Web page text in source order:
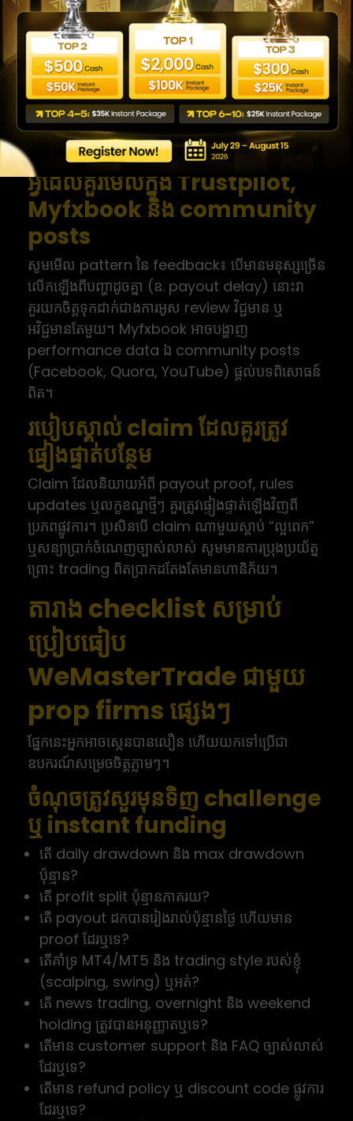
មិនឲ្យសារផ្សព្វផ្សាយបំប៉ោងការ
សម្រេចចិត្ត
Review អាចមានប្រយោជន៍ ប៉ុន្តែក៏អាចលម្អៀងបានដែរ។
ការដឹងពីរបៀបអាន review ឲ្យបានត្រឹមត្រូវ ជួយការពារ
អ្នកពីការសម្រេចចិត្តដោយផ្អែកលើ hype។
អ្វីដែលគួរមើលក្នុង Trustpilot,
Myfxbook និង community
posts
សូមមើល pattern នៃ feedback៖ បើមានមនុស្សច្រើន
លើកឡើងពីបញ្ហាដូចគ្នា (ឧ. payout delay) នោះវា
គួរយកចិត្តទុកដាក់ជាងការអូស review វិជ្ជមាន ឬ
អវិជ្ជមានតែមួយ។ Myfxbook អាចបង្ហាញ
performance data ឯ community posts
(Facebook, Quora, YouTube) ផ្តល់បទពិសោធន៍
ពិត។
របៀបស្គាល់ claim ដែលគួរត្រូវ
ផ្ទៀងផ្ទាត់បន្ថែម
Claim ដែលនិយាយអំពី payout proof, rules
updates ឬលក្ខខណ្ឌថ្មីៗ គួរត្រូវផ្ទៀងផ្ទាត់ឡើងវិញពី
ប្រភពផ្លូវការ។ ប្រសិនបើ claim ណាមួយស្តាប់ “ល្អពេក”
ឬសន្យាប្រាក់ចំណេញច្បាស់លាស់ សូមមានការប្រុងប្រយ័ត្ន
ព្រោះ trading ពិតប្រាកដតែងតែមានហានិភ័យ។
តារាង checklist សម្រាប់
ប្រៀបធៀប
WeMasterTrade ជាមួយ
prop firms ផ្សេងៗ
ផ្នែកនេះអ្នកអាចស្កេនបានលឿន ហើយយកទៅប្រើជា
ឧបករណ៍សម្រេចចិត្តភ្លាមៗ។
ចំណុចត្រូវសួរមុនទិញ challenge
ឬ instant funding
តើ daily drawdown និង max drawdown
ប៉ុន្មាន?
តើ profit split ប៉ុន្មានភាគរយ?
តើ payout ដកបានរៀងរាល់ប៉ុន្មានថ្ងៃ ហើយមាន
proof ដែរឬទេ?
តើគាំទ្រ MT4/MT5 និង trading style របស់ខ្ញុំ
(scalping, swing) ឬអត់?
តើ news trading, overnight និង weekend
holding ត្រូវបានអនុញ្ញាតឬទេ?
តើមាន customer support និង FAQ ច្បាស់លាស់
ដែរឬទេ?
តើមាន refund policy ឬ discount code ផ្លូវការ
ដែរឬទេ?